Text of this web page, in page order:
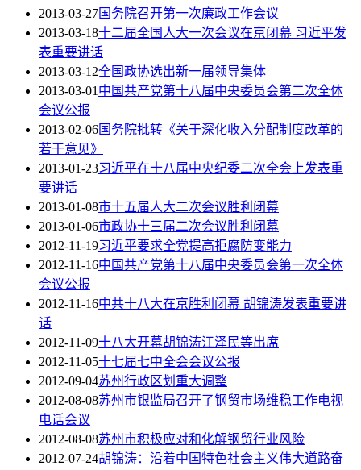
2013-03-27国务院召开第一次廉政工作会议
2013-03-18十二届全国人大一次会议在京闭幕 习近平发
表重要讲话
2013-03-12全国政协选出新一届领导集体
2013-03-01中国共产党第十八届中央委员会第二次全体
会议公报
2013-02-06国务院批转《关于深化收入分配制度改革的
若干意见》
2013-01-23习近平在十八届中央纪委二次全会上发表重
要讲话
2013-01-08市十五届人大二次会议胜利闭幕
2013-01-06市政协十三届二次会议胜利闭幕
2012-11-19习近平要求全党提高拒腐防变能力
2012-11-16中国共产党第十八届中央委员会第一次全体
会议公报
2012-11-16中共十八大在京胜利闭幕 胡锦涛发表重要讲
话
2012-11-09十八大开幕胡锦涛江泽民等出席
2012-11-05十七届七中全会会议公报
2012-09-04苏州行政区划重大调整
2012-08-08苏州市银监局召开了钢贸市场维稳工作电视
电话会议
2012-08-08苏州市积极应对和化解钢贸行业风险
2012-07-24胡锦涛：沿着中国特色社会主义伟大道路奋